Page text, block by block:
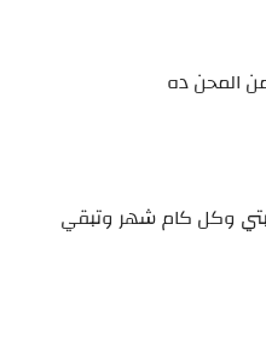
المحن ده
وكل كام شهر وتبقي